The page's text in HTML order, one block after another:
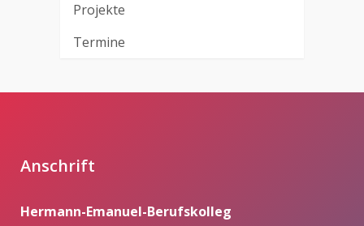
Projekte
Termine
Anschrift
Hermann-Emanuel-Berufskolleg